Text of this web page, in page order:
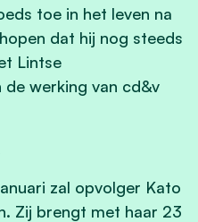
toe in het leven na
dat hij nog steeds
Lintse
de werking van cd&v
zal opvolger Kato
Zij brengt met haar 23